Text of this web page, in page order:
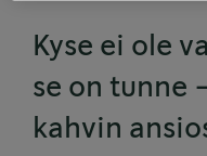
Kyse ei ole
se on tunne
kahvin